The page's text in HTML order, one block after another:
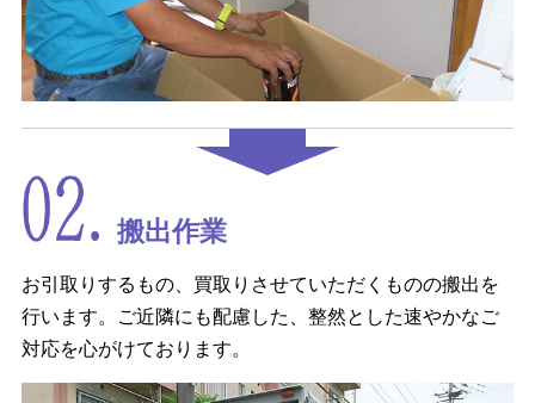
搬出作業
お引取りするもの、買取りさせていただくものの搬出を
行います。ご近隣にも配慮した、整然とした速やかなご
対応を心がけております。